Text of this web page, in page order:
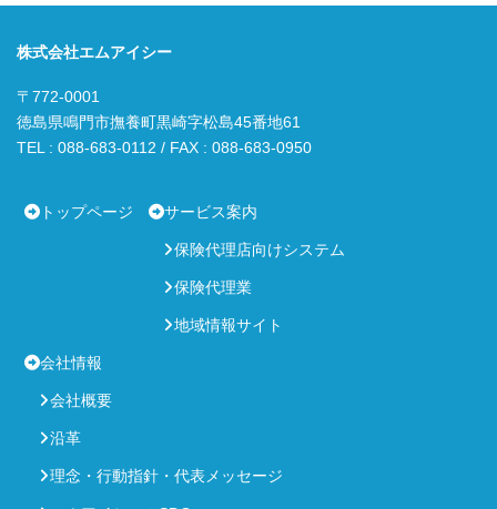
株式会社エムアイシー
〒772-0001
徳島県鳴門市撫養町黒崎字松島45番地61
TEL : 088-683-0112 / FAX : 088-683-0950
トップページ サービス案内
保険代理店向けシステム
保険代理業
地域情報サイト
会社情報
会社概要
沿革
理念・行動指針・代表メッセージ